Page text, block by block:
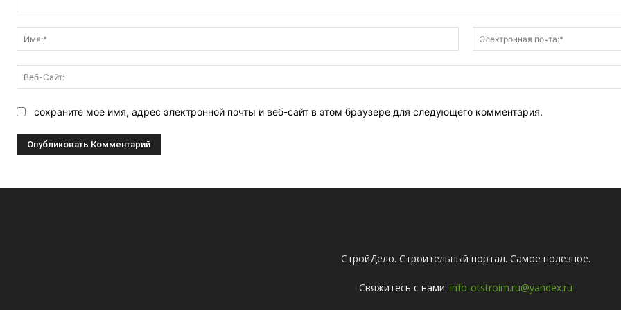
Имя:*
сохраните мое имя, адрес электронной почты и веб-сайт в этом браузере для следующего комментария.
СтройДело. Строительный портал. Самое полезное.
Свяжитесь с нами: info-otstroim.ru@yandex.ru